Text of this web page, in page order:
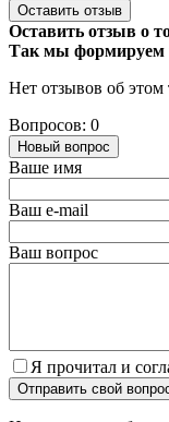
Оставить отзыв
Оставить отзыв о
Так мы формируем
Нет отзывов об этом
Вопросов: 0
Новый вопрос
Ваше имя
Ваш e-mail
Ваш вопрос
Я прочитал и
Отправить свой